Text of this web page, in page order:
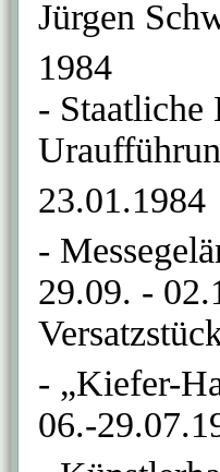
Jürgen
1984
- Staatliche
23.01.1984
-
29.09. -
- „Kiefer-
06.-